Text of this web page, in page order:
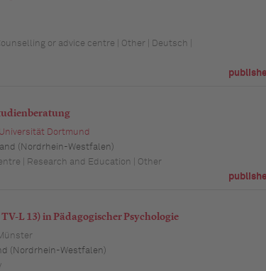
or advice centre | Other | Deutsch |
Dortmund
(Nordrhein-Westfalen)
| Research and Education | Other
L 13) in Pädagogischer Psychologie
(Nordrhein-Westfalen)